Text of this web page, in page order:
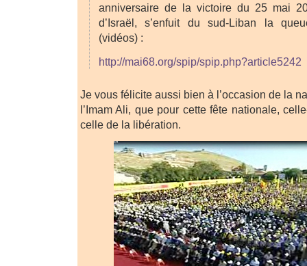
anniversaire de la victoire du 25 mai
d’Israël, s’enfuit du sud-Liban la
(vidéos) :
http://mai68.org/spip/spip.php?article5242
Je vous félicite aussi bien à l’occasion de la
l’Imam Ali, que pour cette fête nationale,
celle de la libération.